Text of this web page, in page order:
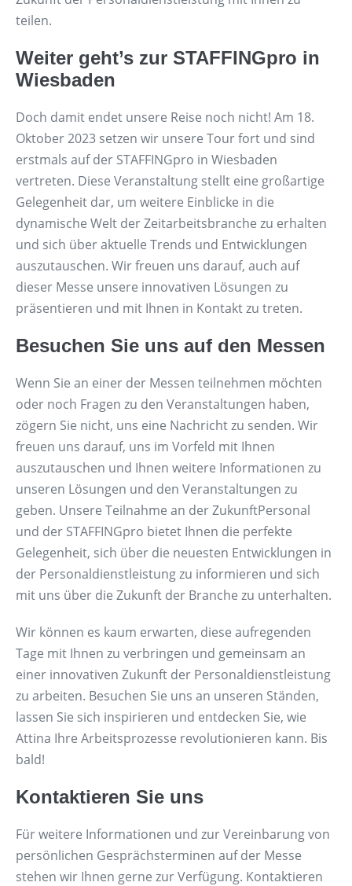
teilen.
Weiter geht’s zur STAFFINGpro in
Wiesbaden
Doch damit endet unsere Reise noch nicht! Am 18.
Oktober 2023 setzen wir unsere Tour fort und sind
erstmals auf der STAFFINGpro in Wiesbaden
vertreten. Diese Veranstaltung stellt eine großartige
Gelegenheit dar, um weitere Einblicke in die
dynamische Welt der Zeitarbeitsbranche zu erhalten
und sich über aktuelle Trends und Entwicklungen
auszutauschen. Wir freuen uns darauf, auch auf
dieser Messe unsere innovativen Lösungen zu
präsentieren und mit Ihnen in Kontakt zu treten.
Besuchen Sie uns auf den Messen
Wenn Sie an einer der Messen teilnehmen möchten
oder noch Fragen zu den Veranstaltungen haben,
zögern Sie nicht, uns eine Nachricht zu senden. Wir
freuen uns darauf, uns im Vorfeld mit Ihnen
auszutauschen und Ihnen weitere Informationen zu
unseren Lösungen und den Veranstaltungen zu
geben. Unsere Teilnahme an der ZukunftPersonal
und der STAFFINGpro bietet Ihnen die perfekte
Gelegenheit, sich über die neuesten Entwicklungen in
der Personaldienstleistung zu informieren und sich
mit uns über die Zukunft der Branche zu unterhalten.
Wir können es kaum erwarten, diese aufregenden
Tage mit Ihnen zu verbringen und gemeinsam an
einer innovativen Zukunft der Personaldienstleistung
zu arbeiten. Besuchen Sie uns an unseren Ständen,
lassen Sie sich inspirieren und entdecken Sie, wie
Attina Ihre Arbeitsprozesse revolutionieren kann. Bis
bald!
Kontaktieren Sie uns
Für weitere Informationen und zur Vereinbarung von
persönlichen Gesprächsterminen auf der Messe
stehen wir Ihnen gerne zur Verfügung. Kontaktieren